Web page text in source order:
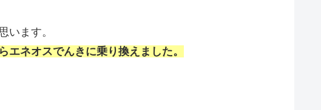
います。
エネオスでんきに乗り換えました。